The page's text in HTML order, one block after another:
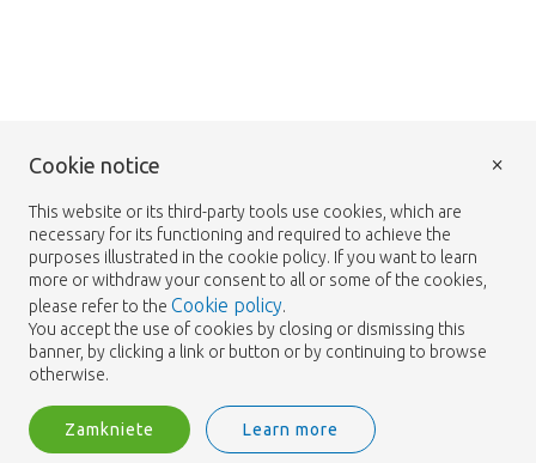
Cookie notice
This website or its third-party tools use cookies, which are
necessary for its functioning and required to achieve the
purposes illustrated in the cookie policy. If you want to learn
more or withdraw your consent to all or some of the cookies,
please refer to the Cookie policy.
You accept the use of cookies by closing or dismissing this
banner, by clicking a link or button or by continuing to browse
otherwise.
Zamkniete Learn more
×